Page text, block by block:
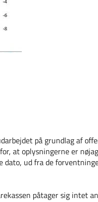
på grundlag af
at oplysningerne er
ud fra de
påtager sig intet